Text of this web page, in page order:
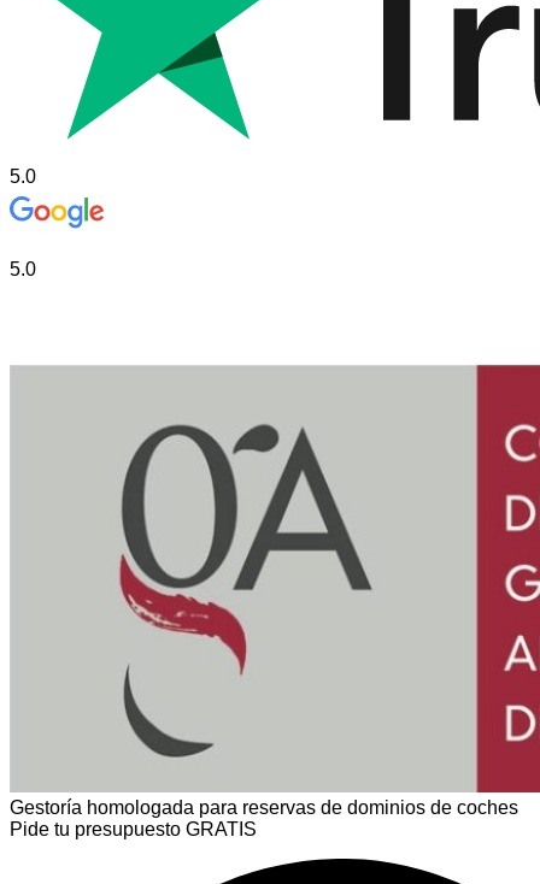
5.0
5.0
Gestoría homologada para reservas de dominios de coches
Pide tu presupuesto GRATIS